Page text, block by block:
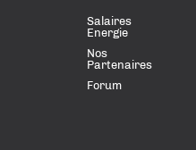
Salaires
Energie
Nos
Partenaires
Forum